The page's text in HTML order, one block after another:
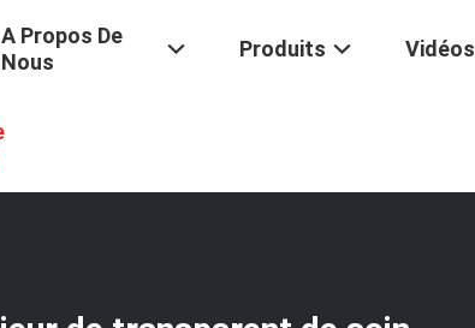
A Propos De
Nous
Produits Vidéos